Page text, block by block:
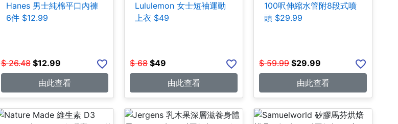
Hanes 男士純棉平口內褲
6件 $12.99
$ 26.48 $12.99
由此查看
Lululemon 女士短袖運動
上衣 $49
$ 68 $49
由此查看
100呎伸縮水管附8段式噴
頭 $29.99
$ 59.99 $29.99
由此查看